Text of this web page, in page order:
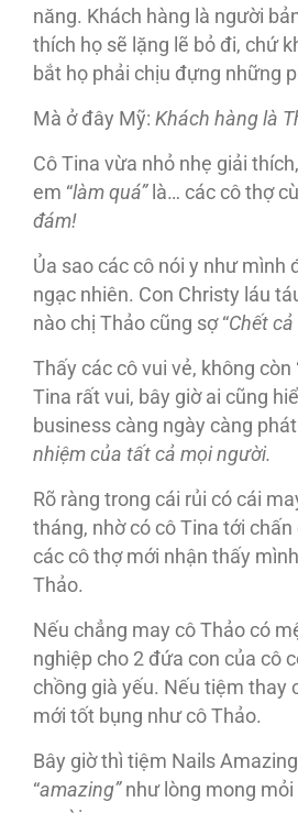
năng. Khách hàng là người
thích họ sẽ lặng lẽ bỏ đi, chứ
bắt họ phải chịu đựng những
Mà ở đây Mỹ: Khách hàng là
Cô Tina vừa nhỏ nhẹ giải
em “làm quá”là… các cô thợ
đám!
Ủa sao các cô nói y như mình
ngạc nhiên. Con Christy láu
nào chị Thảo cũng sợ “Chết
Thấy các cô vui vẻ, không còn
Tina rất vui, bây giờ ai cũng
business càng ngày càng
nhiệm của tất cả mọi người.
Rõ ràng trong cái rủi có cái
tháng, nhờ có cô Tina tới
các cô thợ mới nhận thấy
Thảo.
Nếu chẳng may cô Thảo có
nghiệp cho 2 đứa con của cô
chồng già yếu. Nếu tiệm thay
mới tốt bụng như cô Thảo.
Bây giờ thì tiệm Nails
“amazing”như lòng mong mỏi